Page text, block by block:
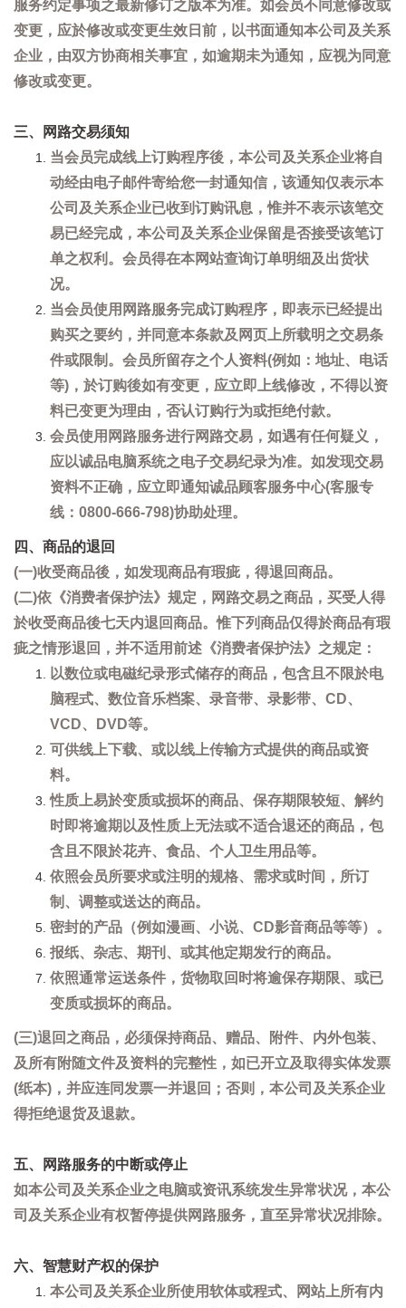
服务约定事项之最新修订之版本为准。如会员不同意修改或
变更，应於修改或变更生效日前，以书面通知本公司及关系
企业，由双方协商相关事宜，如逾期未为通知，应视为同意
修改或变更。
三、网路交易须知
当会员完成线上订购程序後，本公司及关系企业将自
动经由电子邮件寄给您一封通知信，该通知仅表示本
公司及关系企业已收到订购讯息，惟并不表示该笔交
易已经完成，本公司及关系企业保留是否接受该笔订
单之权利。会员得在本网站查询订单明细及出货状
况。
当会员使用网路服务完成订购程序，即表示已经提出
购买之要约，并同意本条款及网页上所载明之交易条
件或限制。会员所留存之个人资料(例如：地址、电话
等)，於订购後如有变更，应立即上线修改，不得以资
料已变更为理由，否认订购行为或拒绝付款。
会员使用网路服务进行网路交易，如遇有任何疑义，
应以诚品电脑系统之电子交易纪录为准。如发现交易
资料不正确，应立即通知诚品顾客服务中心(客服专
线：0800-666-798)协助处理。
四、商品的退回
(一)收受商品後，如发现商品有瑕疵，得退回商品。
(二)依《消费者保护法》规定，网路交易之商品，买受人得
於收受商品後七天内退回商品。惟下列商品仅得於商品有瑕
疵之情形退回，并不适用前述《消费者保护法》之规定：
以数位或电磁纪录形式储存的商品，包含且不限於电
脑程式、数位音乐档案、录音带、录影带、CD、
VCD、DVD等。
可供线上下载、或以线上传输方式提供的商品或资
料。
性质上易於变质或损坏的商品、保存期限较短、解约
时即将逾期以及性质上无法或不适合退还的商品，包
含且不限於花卉、食品、个人卫生用品等。
依照会员所要求或注明的规格、需求或时间，所订
制、调整或送达的商品。
密封的产品（例如漫画、小说、CD影音商品等等）。
报纸、杂志、期刊、或其他定期发行的商品。
依照通常运送条件，货物取回时将逾保存期限、或已
变质或损坏的商品。
(三)退回之商品，必须保持商品、赠品、附件、内外包装、
及所有附随文件及资料的完整性，如已开立及取得实体发票
(纸本)，并应连同发票一并退回；否则，本公司及关系企业
得拒绝退货及退款。
五、网路服务的中断或停止
如本公司及关系企业之电脑或资讯系统发生异常状况，本公
司及关系企业有权暂停提供网路服务，直至异常状况排除。
六、智慧财产权的保护
本公司及关系企业所使用软体或程式、网站上所有内